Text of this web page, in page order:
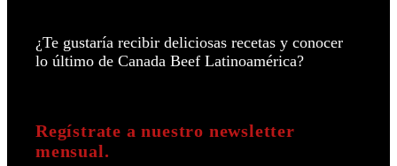
¿Te gustaría recibir deliciosas recetas y conocer
lo último de Canada Beef Latinoamérica?
Regístrate a nuestro newsletter
mensual.